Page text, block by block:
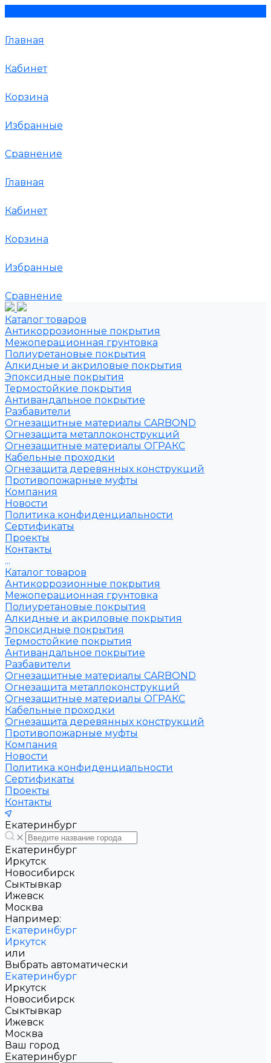
Главная
Кабинет
Корзина
Избранные
Сравнение
Главная
Кабинет
Корзина
Избранные
Сравнение
Каталог товаров
Антикоррозионные покрытия
Межоперационная грунтовка
Полиуретановые покрытия
Алкидные и акриловые покрытия
Эпоксидные покрытия
Термостойкие покрытия
Антивандальное покрытие
Разбавители
Огнезащитные материалы CARBOND
Огнезащита металлоконструкций
Огнезащитные материалы ОГРАКС
Кабельные проходки
Огнезащита деревянных конструкций
Противопожарные муфты
Компания
Новости
Политика конфиденциальности
Сертификаты
Проекты
Контакты
...
Каталог товаров
Антикоррозионные покрытия
Межоперационная грунтовка
Полиуретановые покрытия
Алкидные и акриловые покрытия
Эпоксидные покрытия
Термостойкие покрытия
Антивандальное покрытие
Разбавители
Огнезащитные материалы CARBOND
Огнезащита металлоконструкций
Огнезащитные материалы ОГРАКС
Кабельные проходки
Огнезащита деревянных конструкций
Противопожарные муфты
Компания
Новости
Политика конфиденциальности
Сертификаты
Проекты
Контакты
Екатеринбург
Екатеринбург
Иркутск
Новосибирск
Сыктывкар
Ижевск
Москва
Например:
Екатеринбург
Иркутск
или
Выбрать автоматически
Екатеринбург
Иркутск
Новосибирск
Сыктывкар
Ижевск
Москва
Ваш город
Екатеринбург